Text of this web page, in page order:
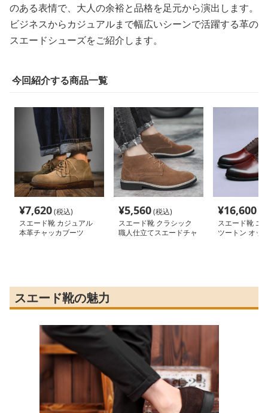
のある表情で、大人の余裕と品格を足元から演出します。
ビジネスからカジュアルまで幅広いシーンで活躍する革の
スエードシューズをご紹介します。
今回紹介する商品一覧
¥7,620(税込)
スエード靴 カジュアル
本革チャッカブーツ
¥5,560(税込)
スエード靴 クラシック
職人仕立てスエードチャ
¥16,600
スエード靴 エ
ツートン オッ
スエード靴の魅力